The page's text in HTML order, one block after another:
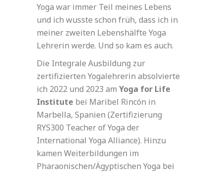
Yoga war immer Teil meines Lebens
und ich wusste schon früh, dass ich in
meiner zweiten Lebenshälfte Yoga
Lehrerin werde. Und so kam es auch.
Die Integrale Ausbildung zur
zertifizierten Yogalehrerin absolvierte
ich 2022 und 2023 am Yoga for Life
Institute bei Maribel Rincón in
Marbella, Spanien (Zertifizierung
RYS300 Teacher of Yoga der
International Yoga Alliance). Hinzu
kamen Weiterbildungen im
Pharaonischen/Ägyptischen Yoga bei